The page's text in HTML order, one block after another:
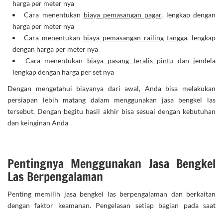
harga per meter nya
Cara menentukan biaya pemasangan pagar, lengkap dengan
harga per meter nya
Cara menentukan biaya pemasangan railing tangga, lengkap
dengan harga per meter nya
Cara menentukan biaya pasang teralis pintu dan jendela
lengkap dengan harga per set nya
Dengan mengetahui biayanya dari awal, Anda bisa melakukan
persiapan lebih matang dalam menggunakan jasa bengkel las
tersebut. Dengan begitu hasil akhir bisa sesuai dengan kebutuhan
dan keinginan Anda
Pentingnya Menggunakan Jasa Bengkel
Las Berpengalaman
Penting memilih jasa bengkel las berpengalaman dan berkaitan
dengan faktor keamanan. Pengelasan setiap bagian pada saat